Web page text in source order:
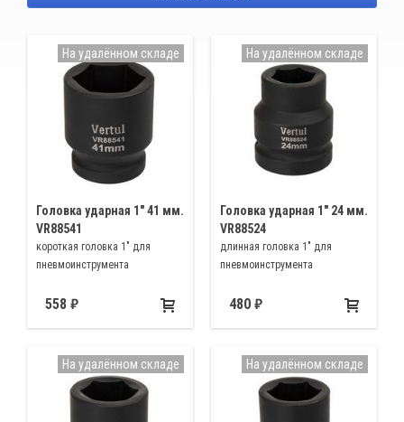
Головка ударная 1″ 41 мм.
VR88541
короткая головка 1" для
пневмоинструмента
558
На удалённом складе
Головка ударная 1″ 24 мм.
VR88524
длинная головка 1" для
пневмоинструмента
480
На удалённом складе
На удалённом складе На удалённом складе